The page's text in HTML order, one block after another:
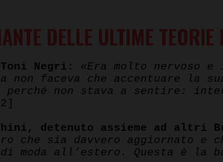
DELLE ULTIME
Negri:
«Era molto nervoso
non faceva che accentuare la
non stava a sentire:
detenuto assieme ad altri
che sia davvero aggiornato e
moda all’estero. Questa è la